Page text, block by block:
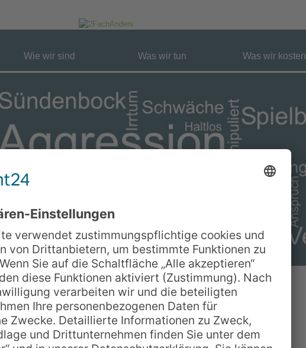
Wie wir sind Was wir tun Was wir kosten
Impressum
2FachA nders
Uwe Barth, Michaela Weigelt